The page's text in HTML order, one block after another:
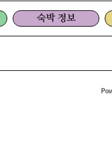
숙박 정보